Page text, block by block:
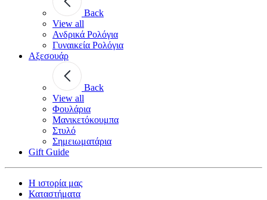
Back
View all
Ανδρικά Ρολόγια
Γυναικεία Ρολόγια
Αξεσουάρ
Back
View all
Φουλάρια
Μανικετόκουμπα
Στυλό
Σημειωματάρια
Gift Guide
Η ιστορία μας
Καταστήματα